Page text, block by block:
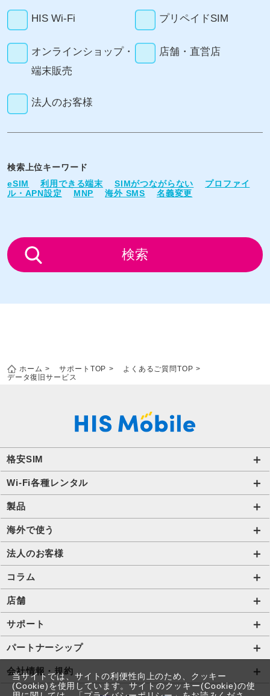
HIS Wi-Fi プリペイドSIM
オンラインショップ・
端末販売
店舗・直営店
法人のお客様
検索上位キーワード
eSIM
利用できる端末 SIMがつながらない
プロファイ
ル・APN設定
MNP 海外 SMS 名義変更
検索
ホーム サポートTOP
よくあるご質問TOP
データ復旧サービス
格安SIM
国内通信SIM一覧
自由自在2.0プラン
ビタッ！プラン
販売終了したプラン
Wi-Fi各種レンタル
法人のお客様トップページ
海外短期レンタル HIS Wi-Fi
国内外長期レンタル HIS Wi-Fi PLUS+
携帯レンタル
製品
オンラインショップ
HIS Mobileケア
海外で使う
海外通信一覧
海外短期レンタル HIS Wi-Fi
国内外長期レンタル HIS Wi-Fi PLUS+
プリペイドSIM
法人のお客様
サービス一覧【法人】
格安SIM【法人】
ご利用開始の流れ【法人】
法人向け取扱端末
Wi-Fiレンタル HIS Wi-Fi PLUS+ for Biz
コラム
コラムTOP
格安SIMに関する記事
Wi-Fiに関する記事
お役立ち情報
店舗
HISモバイル取扱店舗
サポート
サポートトップページ
SIMロック解除手続き
プロファイル・APN設定の方法
パートナーシップ
店舗型代理店募集
アライアンス関係
会社情報・規約
会社情報
当サイトでは、サイトの利便性向上のため、クッキー
(Cookie)を使用しています。サイトのクッキー(Cookie)の使